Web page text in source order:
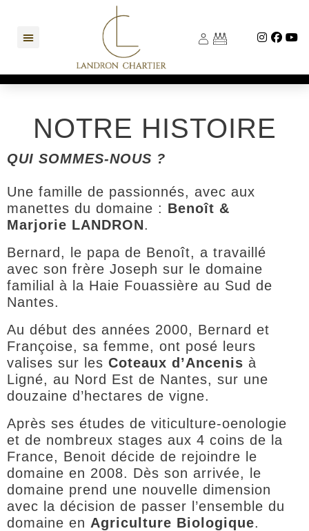
NOTRE HISTOIRE
QUI SOMMES-NOUS ?
Une famille de passionnés, avec aux
manettes du domaine : Benoît &
Marjorie LANDRON.
Bernard, le papa de Benoît, a travaillé
avec son frère Joseph sur le domaine
familial à la Haie Fouassière au Sud de
Nantes.
Au début des années 2000, Bernard et
Françoise, sa femme, ont posé leurs
valises sur les Coteaux d’Ancenis à
Ligné, au Nord Est de Nantes, sur une
douzaine d’hectares de vigne.
Après ses études de viticulture-oenologie
et de nombreux stages aux 4 coins de la
France, Benoit décide de rejoindre le
domaine en 2008. Dès son arrivée, le
domaine prend une nouvelle dimension
avec la décision de passer l’ensemble du
domaine en Agriculture Biologique.